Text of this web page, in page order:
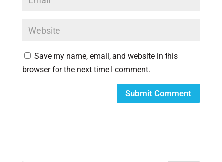
Save my name, email, and website in this
browser for the next time I comment.